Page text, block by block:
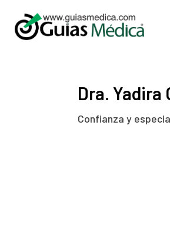
Dra. Yadira
Confianza y